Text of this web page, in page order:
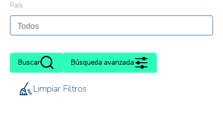
País
Buscar Búsqueda avanzada
Limpiar Filtros